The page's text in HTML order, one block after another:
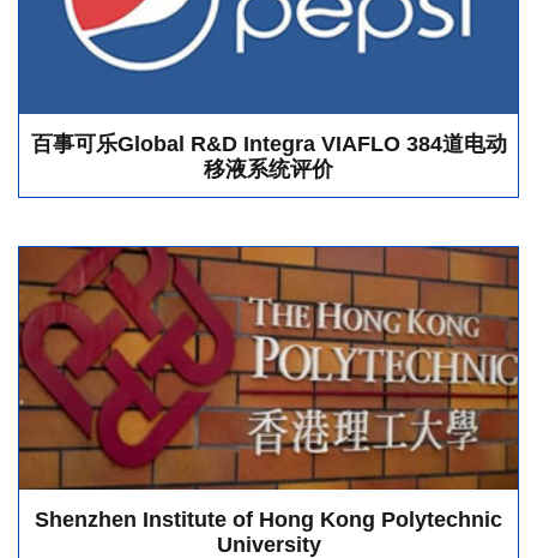
百事可乐Global R&D Integra VIAFLO 384道电动
移液系统评价
Shenzhen Institute of Hong Kong Polytechnic
University